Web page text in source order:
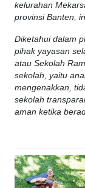
kelurahan
provinsi Banten,
Diketahui dalam
pihak yayasan
atau Sekolah
sekolah, yaitu
mengenakkan,
sekolah
aman ketika